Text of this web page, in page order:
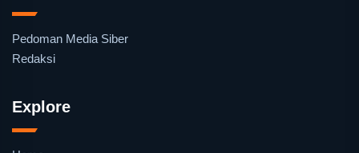
Pedoman Media Siber
Redaksi
Explore